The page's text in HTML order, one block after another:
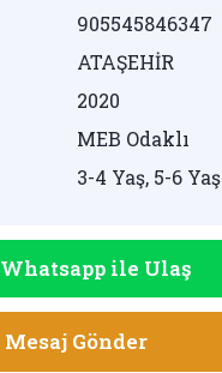
905545846347
ATAŞEHİR
2020
MEB Odaklı
3-4 Yaş, 5-6 Yaş
Whatsapp ile Ulaş
Mesaj Gönder